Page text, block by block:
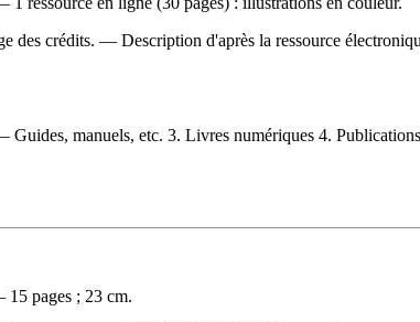
crédits. — Description d'après la ressource
manuels, etc. 3. Livres numériques 4.
pages ; 23 cm.